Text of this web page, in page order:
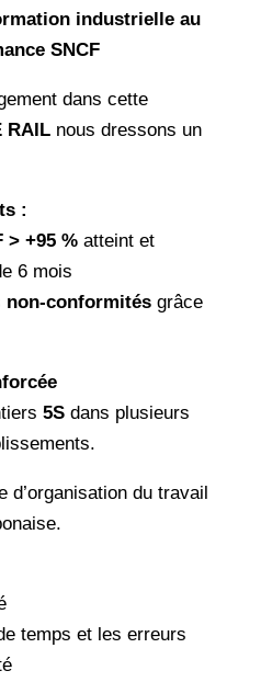
industrielle au
SNCF
dans cette
RAIL nous dressons un
:
> +95 %atteint et
6 mois
non-conformitésgrâce
5Sdans plusieurs
du travail
temps et les erreurs